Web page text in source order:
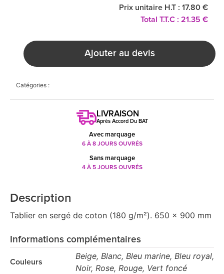
Prix unitaire H.T : 17.80 €
Total T.T.C : 21.35 €
Ajouter au devis
Catégories :
LIVRAISON
Après Accord Du BAT
Avec marquage
6 À 8 JOURS OUVRÉS
Sans marquage
4 À 5 JOURS OUVRÉS
Description
Tablier en sergé de coton (180 g/m²). 650 x 900 mm
Informations complémentaires
Couleurs
Beige, Blanc, Bleu marine, Bleu royal,
Noir, Rose, Rouge, Vert foncé